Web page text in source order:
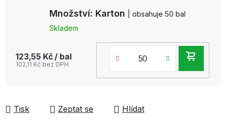
Množství: Karton
| obsahuje 50 bal
Skladem
123,55 Kč / bal
102,11 Kč bez DPH
Tisk Zeptat se Hlídat